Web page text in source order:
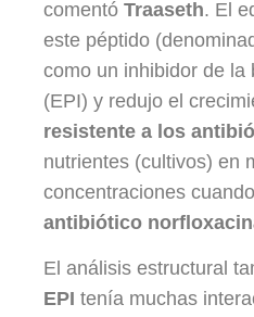
comentó Traaseth. El
este péptido
como un inhibidor de la
(EPI) y redujo el
resistente a los
nutrientes (cultivos) en
concentraciones
antibiótico
El análisis estructural
EPI tenía muchas